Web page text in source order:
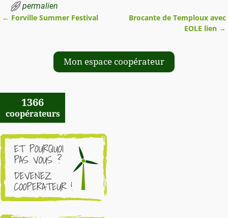
permalien
← Forville Summer Festival
Brocante de Temploux avec
EOLE lien →
Mon espace coopérateur
1366
coopérateurs